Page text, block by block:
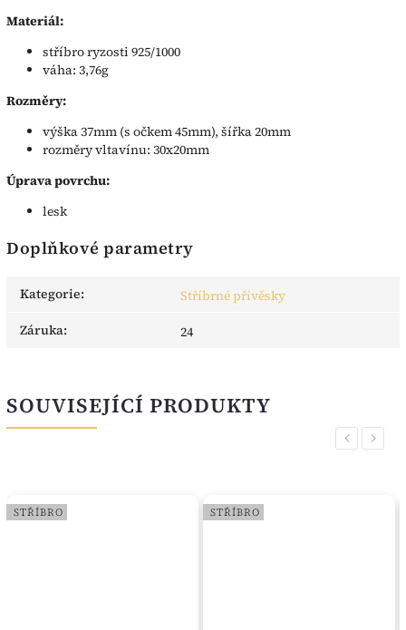
Materiál:
stříbro ryzosti 925/1000
váha: 3,76g
Rozměry:
výška 37mm (s očkem 45mm), šířka 20mm
rozměry vltavínu: 30x20mm
Úprava povrchu:
lesk
Doplňkové parametry
Kategorie:
Stříbrné přívěsky
Záruka: 24
SOUVISEJÍCÍ PRODUKTY
Previous
STŘÍBRO STŘÍBRO
Next